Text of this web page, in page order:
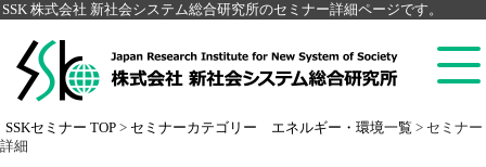
SSK 株式会社 新社会システム総合研究所のセミナー詳細ページです。
SSKセミナー TOP > セミナーカテゴリー エネルギー・環境一覧 > セミナー
詳細